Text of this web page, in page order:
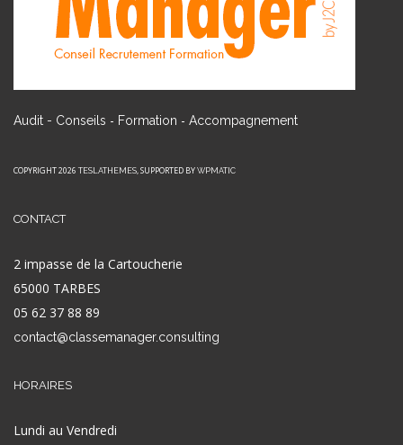
Audit - Conseils - Formation - Accompagnement
COPYRIGHT 2026 TESLATHEMES, SUPPORTED BY WPMATIC
CONTACT
2 impasse de la Cartoucherie
65000 TARBES
05 62 37 88 89
contact@classemanager.consulting
HORAIRES
Lundi au Vendredi